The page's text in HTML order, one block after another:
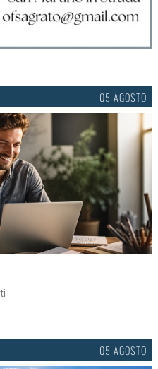
05 AGOSTO
05 AGOSTO